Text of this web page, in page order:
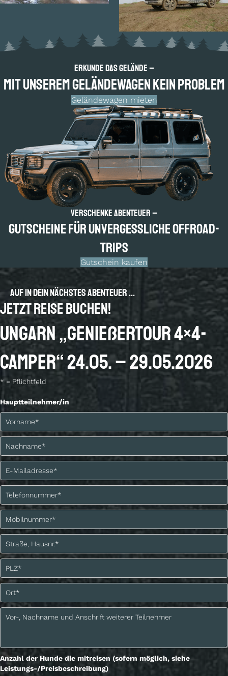
Erkunde das Gelände –
Mit unserem Geländewagen kein Problem
Geländewagen mieten
Verschenke Abenteuer –
Gutscheine für un­vergess­liche Offroad-
Trips
Gutschein kaufen
Jetzt Reise buchen!
UNGARN „Genießertour 4×4-
Camper“ 24.05. – 29.05.2026
* = Pflichtfeld
Hauptteilnehmer/in
Anzahl der Hunde die mitreisen (sofern möglich, siehe
Leistungs-/Preisbeschreibung)
Auf in dein nächstes Abenteuer ...